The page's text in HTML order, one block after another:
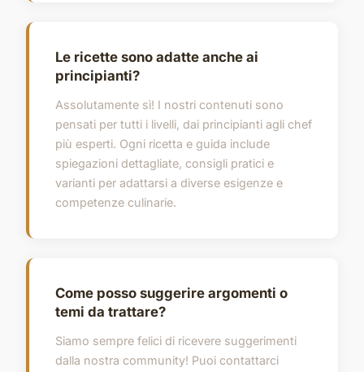
Le ricette sono adatte anche ai
principianti?
Assolutamente sì! I nostri contenuti sono
pensati per tutti i livelli, dai principianti agli chef
più esperti. Ogni ricetta e guida include
spiegazioni dettagliate, consigli pratici e
varianti per adattarsi a diverse esigenze e
competenze culinarie.
Come posso suggerire argomenti o
temi da trattare?
Siamo sempre felici di ricevere suggerimenti
dalla nostra community! Puoi contattarci